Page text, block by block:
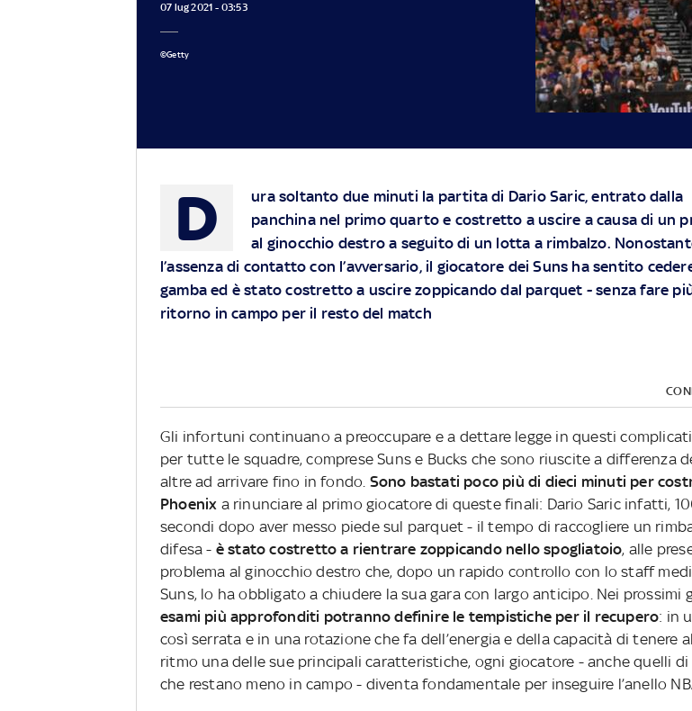
07 lug 2021 - 03:53
©Getty
D
ura soltanto due minuti la partita di Dario Saric, entrato dalla
panchina nel primo quarto e costretto a uscire a causa di un
al ginocchio destro a seguito di un lotta a rimbalzo.
l’assenza di contatto con l’avversario, il giocatore dei Suns ha sentito
gamba ed è stato costretto a uscire zoppicando dal parquet - senza fare
ritorno in campo per il resto del match
Gli infortuni continuano a preoccupare e a dettare legge in questi
per tutte le squadre, comprese Suns e Bucks che sono riuscite a differenza
altre ad arrivare fino in fondo. Sono bastati poco più di dieci minuti per
Phoenix a rinunciare al primo giocatore di queste finali: Dario Saric infatti,
secondi dopo aver messo piede sul parquet - il tempo di raccogliere un
difesa - è stato costretto a rientrare zoppicando nello spogliatoio, alle
problema al ginocchio destro che, dopo un rapido controllo con lo staff
Suns, lo ha obbligato a chiudere la sua gara con largo anticipo. Nei prossimi
esami più approfonditi potranno definire le tempistiche per il recupero: in
così serrata e in una rotazione che fa dell’energia e della capacità di tenere
ritmo una delle sue principali caratteristiche, ogni giocatore - anche quelli di
che restano meno in campo - diventa fondamentale per inseguire l’anello